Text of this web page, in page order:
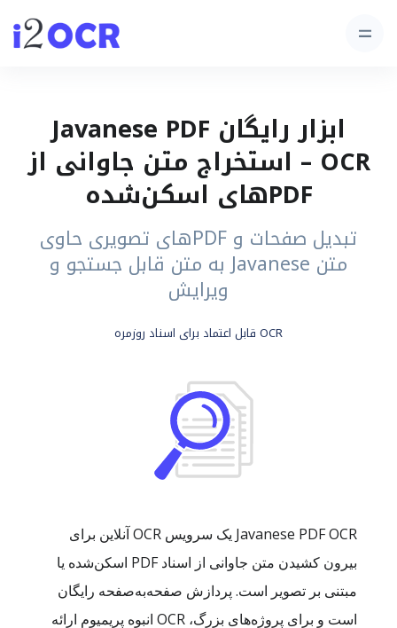
ابزار رایگان Javanese PDF
OCR – استخراج متن جاوانی از
PDFهای اسکن‌شده
تبدیل صفحات و PDFهای تصویری حاوی
متن Javanese به متن قابل جستجو و
ویرایش
OCR قابل اعتماد برای اسناد روزمره
Javanese PDF OCR یک سرویس OCR آنلاین برای
بیرون کشیدن متن جاوانی از اسناد PDF اسکن‌شده یا
مبتنی بر تصویر است. پردازش صفحه‌به‌صفحه رایگان
است و برای پروژه‌های بزرگ، OCR انبوه پریمیوم ارائه